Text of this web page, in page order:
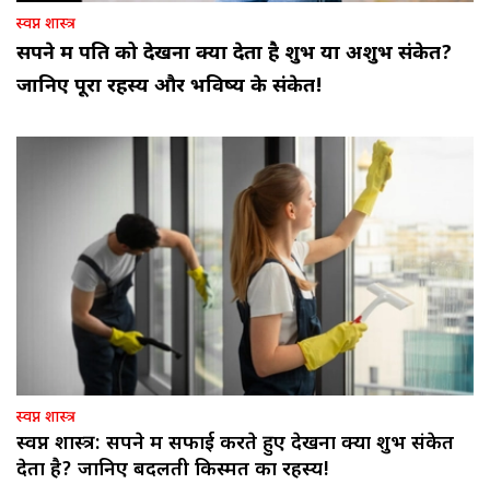
स्वप्न शास्त्र
सपने में पति को देखना क्या देता है शुभ या अशुभ संकेत?
जानिए पूरा रहस्य और भविष्य के संकेत!
स्वप्न शास्त्र
स्वप्न शास्त्र: सपने में सफाई करते हुए देखना क्या शुभ संकेत
देता है? जानिए बदलती किस्मत का रहस्य!